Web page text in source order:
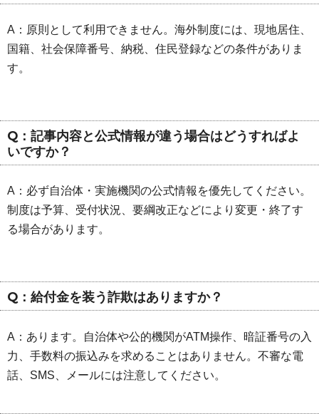
A：原則として利用できません。海外制度には、現地居住、
国籍、社会保障番号、納税、住民登録などの条件がありま
す。
Q：記事内容と公式情報が違う場合はどうすればよ
いですか？
A：必ず自治体・実施機関の公式情報を優先してください。
制度は予算、受付状況、要綱改正などにより変更・終了す
る場合があります。
Q：給付金を装う詐欺はありますか？
A：あります。自治体や公的機関がATM操作、暗証番号の入
力、手数料の振込みを求めることはありません。不審な電
話、SMS、メールには注意してください。